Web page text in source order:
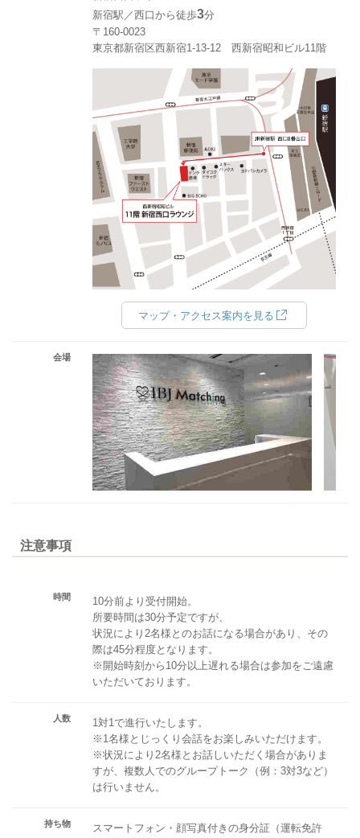
新宿駅／西口から徒歩3分
〒160-0023
東京都新宿区西新宿1-13-12 西新宿昭和ビル11階
マップ・アクセス案内を見る
会場
注意事項
時間
10分前より受付開始。
所要時間は30分予定ですが、
状況により2名様とのお話になる場合があり、その
際は45分程度となります。
※開始時刻から10分以上遅れる場合は参加をご遠慮
いただいております。
人数
1対1で進行いたします。
※1名様とじっくり会話をお楽しみいただけます。
※状況により2名様とお話しいただく場合がありま
すが、複数人でのグループトーク（例：3対3など）
は行いません。
持ち物
スマートフォン・顔写真付きの身分証（運転免許